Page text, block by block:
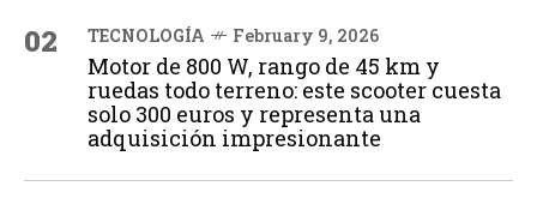
02 TECNOLOGÍA February 9, 2026
Motor de 800 W, rango de 45 km y
ruedas todo terreno: este scooter cuesta
solo 300 euros y representa una
adquisición impresionante